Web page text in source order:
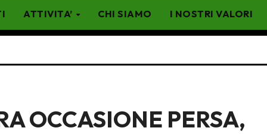
ATTIVITA’ CHI SIAMO I NOSTRI VALORI
OCCASIONE PERSA,